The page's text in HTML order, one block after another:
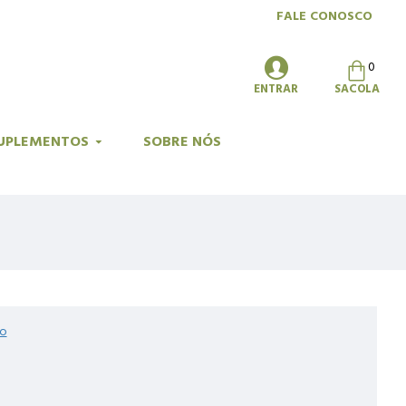
FALE CONOSCO
ENTRAR SACOLA
0
SOBRE NÓS